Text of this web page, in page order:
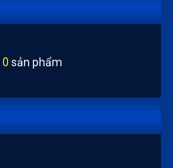
0 sản phẩm